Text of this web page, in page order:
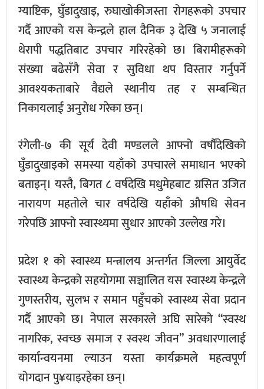
ग्याष्टिक, घुँडादुखाइ, रुघाखोकीजस्ता रोगहरूको उपचार
गर्दै आएको यस केन्द्रले हाल दैनिक ३ देखि ५ जनालाई
थेरापी पद्धतिबाट उपचार गरिरहेको छ। बिरामीहरूको
संख्या बढेसँगै सेवा र सुविधा थप विस्तार गर्नुपर्ने
आवश्यकताबारे वैद्यले स्थानीय तह र सम्बन्धित
निकायलाई अनुरोध गरेका छन्।
रंगेली-७ की सूर्य देवी मण्डलले आफ्नो वर्षौंदेखिको
घुँडादुखाइको समस्या यहाँको उपचारले समाधान भएको
बताइन्। यस्तै, बिगत ८ वर्षदेखि मधुमेहबाट ग्रसित उजित
नारायण महतोले चार वर्षदेखि यहाँको औषधि सेवन
गरेपछि आफ्नो स्वास्थ्यमा सुधार आएको उल्लेख गरे।
प्रदेश १ को स्वास्थ्य मन्त्रालय अन्तर्गत जिल्ला आयुर्वेद
स्वास्थ्य केन्द्रको सहयोगमा सञ्चालित यस स्वास्थ्य केन्द्रले
गुणस्तरीय, सुलभ र समान पहुँचको स्वास्थ्य सेवा प्रदान
गर्दै आएको छ। नेपाल सरकारले अघि सारेको “स्वस्थ
नागरिक, स्वच्छ समाज र स्वस्थ जीवन” अवधारणालाई
कार्यान्वयनमा ल्याउन यस्ता कार्यक्रमले महत्वपूर्ण
योगदान पु¥याइरहेका छन्।